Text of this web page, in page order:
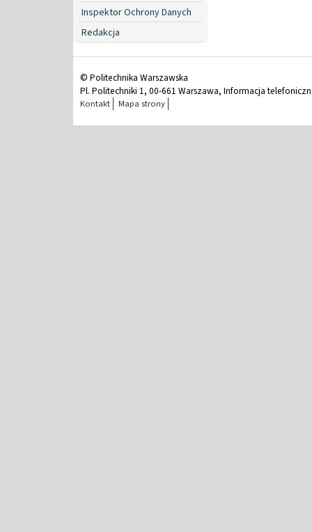
Inspektor Ochrony Danych
Redakcja
© Politechnika Warszawska
Pl. Politechniki 1, 00-661 Warszawa, Informacja
Kontakt Mapa strony